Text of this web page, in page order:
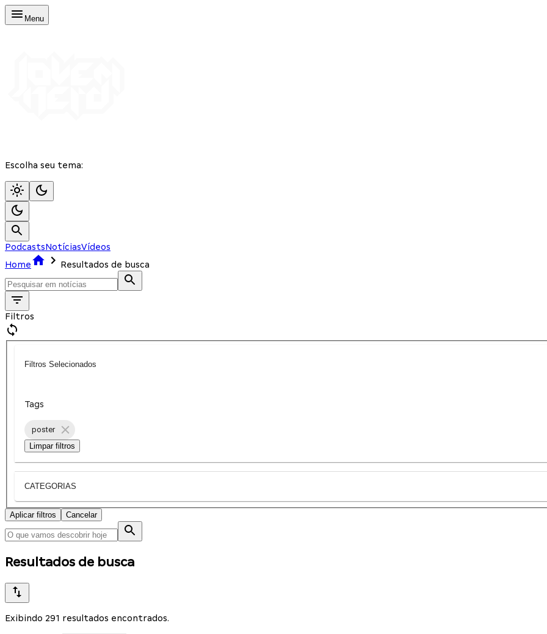
Menu
Escolha seu tema:
PodcastsNotíciasVídeos
Home
Resultados de busca
Filtros
Filtros Selecionados
Tags
poster
Limpar filtros
CATEGORIAS
Aplicar filtros Cancelar
Resultados de busca
Exibindo 291 resultados encontrados.